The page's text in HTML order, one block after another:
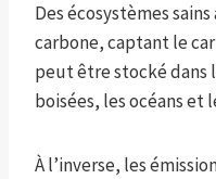
Des écosystèmes
carbone, captant le
peut être stocké dans
boisées, les océans et
À l’inverse, les